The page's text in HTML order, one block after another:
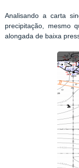
Analisando a carta
precipitação, mesmo
alongada de baixa